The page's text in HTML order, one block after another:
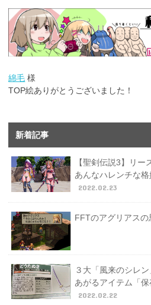
綿毛 様
TOP絵ありがとうございました！
新着記事
【聖剣伝説3】リ
あんなハレンチな格
2022.02.23
FFTのアグリアスの
３大「風来のシレ
あがるアイテム「保
2022.02.22